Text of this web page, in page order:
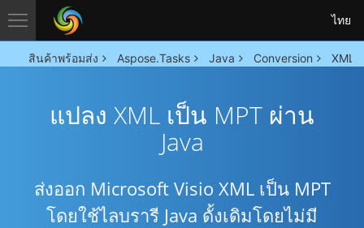
ไทย
สินค้าพร้อมส่ง Aspose.Tasks Java Conversion XML
แปลง XML เป็น MPT ผ่าน
Java
ส่งออก Microsoft Visio XML เป็น MPT
โดยใช้ไลบรารี Java ดั้งเดิมโดยไม่มี